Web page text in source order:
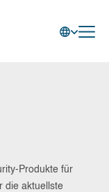
Produkte für
die aktuellste